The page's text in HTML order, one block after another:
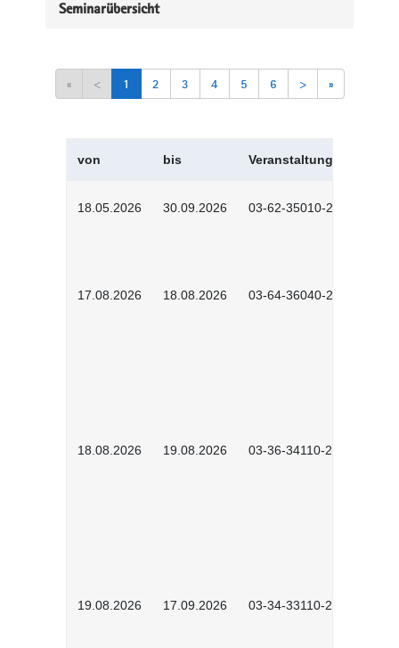
Seminarübersicht
« < 1 2 3 4 5 6 > »
von bis Veranstaltungskürzel
18.05.2026 30.09.2026 03-62-35010-2502
17.08.2026 18.08.2026 03-64-36040-2601
18.08.2026 19.08.2026 03-36-34110-2601
19.08.2026 17.09.2026 03-34-33110-2605